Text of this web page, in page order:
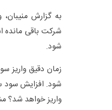
به گزارش
شرکت باقی مانده
شود.
زمان دقیق
شود. افزایش سود
واریز خواهد شد؟